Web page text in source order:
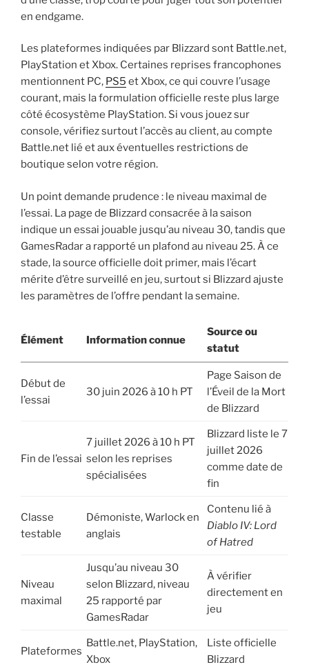
en endgame.
Les plateformes indiquées par Blizzard sont Battle.net,
PlayStation et Xbox. Certaines reprises francophones
mentionnent PC, PS5 et Xbox, ce qui couvre l’usage
courant, mais la formulation officielle reste plus large
côté écosystème PlayStation. Si vous jouez sur
console, vérifiez surtout l’accès au client, au compte
Battle.net lié et aux éventuelles restrictions de
boutique selon votre région.
Un point demande prudence : le niveau maximal de
l’essai. La page de Blizzard consacrée à la saison
indique un essai jouable jusqu’au niveau 30, tandis que
GamesRadar a rapporté un plafond au niveau 25. À ce
stade, la source officielle doit primer, mais l’écart
mérite d’être surveillé en jeu, surtout si Blizzard ajuste
les paramètres de l’offre pendant la semaine.
Élément Information connue
Source ou
statut
Début de
l’essai
30 juin 2026 à 10 h PT
Page Saison de
l’Éveil de la Mort
de Blizzard
Fin de l’essai
7 juillet 2026 à 10 h PT
selon les reprises
spécialisées
Blizzard liste le 7
juillet 2026
comme date de
fin
Classe
testable
Démoniste, Warlock en
anglais
Contenu lié à
Diablo IV: Lord
of Hatred
Niveau
maximal
Jusqu’au niveau 30
selon Blizzard, niveau
25 rapporté par
GamesRadar
À vérifier
directement en
jeu
Plateformes
Battle.net, PlayStation,
Xbox
Liste officielle
Blizzard